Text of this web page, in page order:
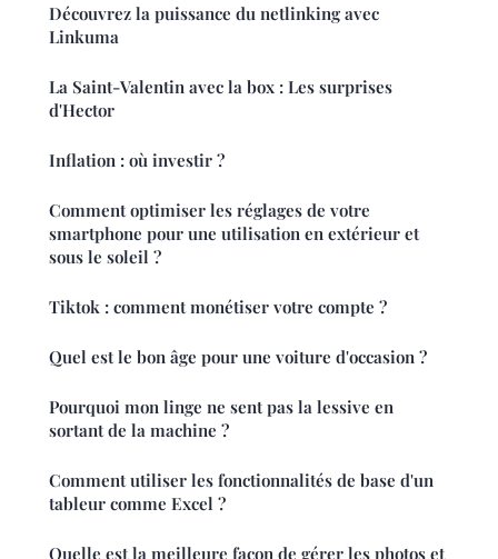
Découvrez la puissance du netlinking avec
Linkuma
La Saint-Valentin avec la box : Les surprises
d'Hector
Inflation : où investir ?
Comment optimiser les réglages de votre
smartphone pour une utilisation en extérieur et
sous le soleil ?
Tiktok : comment monétiser votre compte ?
Quel est le bon âge pour une voiture d'occasion ?
Pourquoi mon linge ne sent pas la lessive en
sortant de la machine ?
Comment utiliser les fonctionnalités de base d'un
tableur comme Excel ?
Quelle est la meilleure façon de gérer les photos et